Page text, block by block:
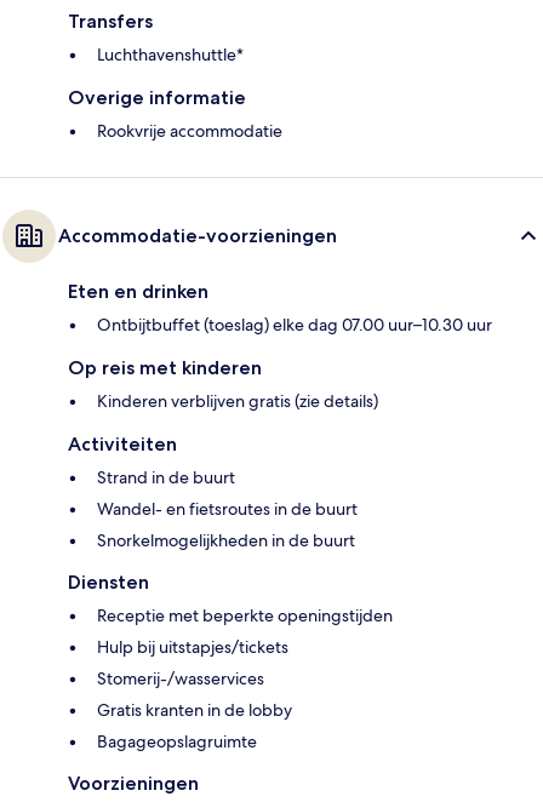
Transfers
Luchthavenshuttle*
Overige informatie
Rookvrije accommodatie
Accommodatie-voorzieningen
Eten en drinken
Ontbijtbuffet (toeslag) elke dag 07.00 uur–10.30 uur
Op reis met kinderen
Kinderen verblijven gratis (zie details)
Activiteiten
Strand in de buurt
Wandel- en fietsroutes in de buurt
Snorkelmogelijkheden in de buurt
Diensten
Receptie met beperkte openingstijden
Hulp bij uitstapjes/tickets
Stomerij-/wasservices
Gratis kranten in de lobby
Bagageopslagruimte
Voorzieningen